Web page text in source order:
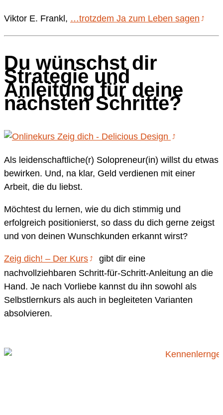
Viktor E. Frankl, …trotzdem Ja zum Leben sagen
Du wünschst dir
Strategie und
Anleitung für deine
nächsten Schritte?
Als leidenschaftliche(r) Solopreneur(in) willst du etwas
bewirken. Und, na klar, Geld verdienen mit einer
Arbeit, die du liebst.
Möchtest du lernen, wie du dich stimmig und
erfolgreich positionierst, so dass du dich gerne zeigst
und von deinen Wunschkunden erkannt wirst?
Zeig dich! – Der Kurs
gibt dir eine
nachvollziehbaren Schritt-für-Schritt-Anleitung an die
Hand. Je nach Vorliebe kannst du ihn sowohl als
Selbstlernkurs als auch in begleiteten Varianten
absolvieren.